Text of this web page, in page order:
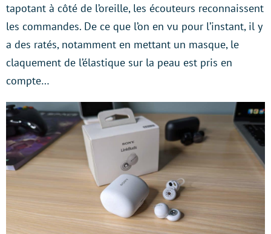
tapotant à côté de l’oreille, les écouteurs reconnaissent
les commandes. De ce que l’on en vu pour l’instant, il y
a des ratés, notamment en mettant un masque, le
claquement de l’élastique sur la peau est pris en
compte…